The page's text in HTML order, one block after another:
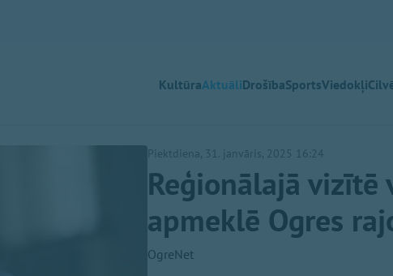
KultūraAktuāliDrošībaSportsViedokļi
Piektdiena, 31. janvāris, 2025 16:24
Reģionālajā vizītē
apmeklē Ogres
OgreNet